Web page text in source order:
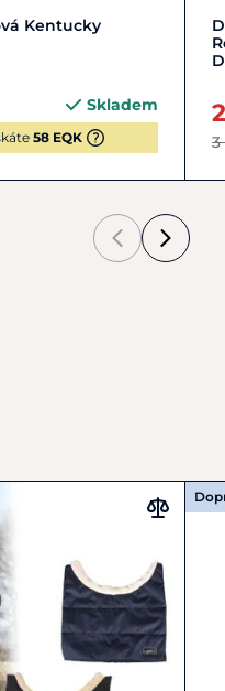
XL | 150-155 cm
Kentucky
Skladem
58 EQK 3